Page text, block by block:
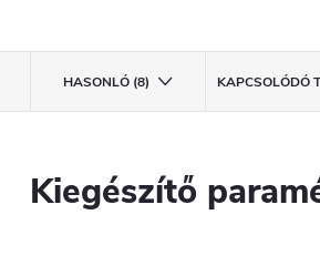
HASONLÓ (8) KAPCSOLÓDÓ
Kiegészítő